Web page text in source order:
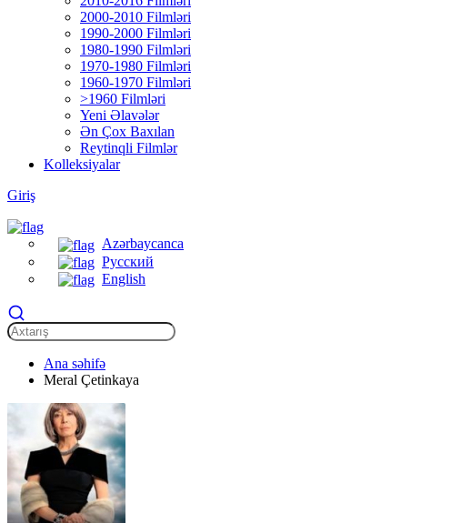
2000-2010 Filmləri
1990-2000 Filmləri
1980-1990 Filmləri
1970-1980 Filmləri
1960-1970 Filmləri
>1960 Filmləri
Yeni Əlavələr
Ən Çox Baxılan
Reytinqli Filmlər
Kolleksiyalar
Giriş
Azərbaycanca
Русский
English
Ana səhifə
Meral Çetinkaya